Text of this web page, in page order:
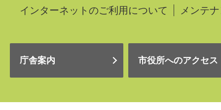
インターネットのご利用について
メンテ
庁舎案内 市役所へのアクセス